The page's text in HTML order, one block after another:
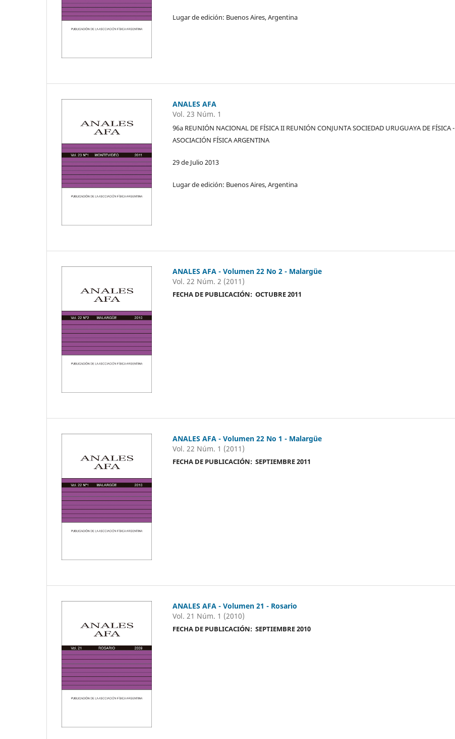
Lugar de edición: Buenos Aires, Argentina
ANALES AFA
Vol. 23 Núm. 1
96a REUNIÓN NACIONAL DE FÍSICA II REUNIÓN CONJUNTA SOCIEDAD URUGUAYA DE FÍSICA -
ASOCIACIÓN FÍSICA ARGENTINA
29 de Julio 2013
Lugar de edición: Buenos Aires, Argentina
ANALES AFA - Volumen 22 No 2 - Malargüe
Vol. 22 Núm. 2 (2011)
FECHA DE PUBLICACIÓN: OCTUBRE 2011
ANALES AFA - Volumen 22 No 1 - Malargüe
Vol. 22 Núm. 1 (2011)
FECHA DE PUBLICACIÓN: SEPTIEMBRE 2011
ANALES AFA - Volumen 21 - Rosario
Vol. 21 Núm. 1 (2010)
FECHA DE PUBLICACIÓN: SEPTIEMBRE 2010